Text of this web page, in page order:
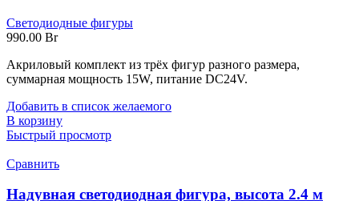
Светодиодные фигуры
990.00 Br
Акриловый комплект из трёх фигур разного размера,
суммарная мощность 15W, питание DC24V.
Добавить в список желаемого
В корзину
Быстрый просмотр
Сравнить
Надувная светодиодная фигура, высота 2.4 м